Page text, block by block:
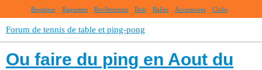
Boutique Raquettes Revêtements Bois Balles Accessoires Clubs
Forum de tennis de table et ping-pong
Ou faire du ping en Aout du